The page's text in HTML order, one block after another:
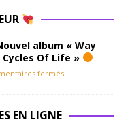
album « Way
Cycles Of Life »
fermés
EN LIGNE